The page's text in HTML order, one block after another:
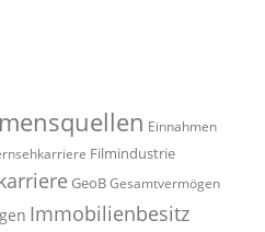
Einnahmen
Filmindustrie
GeoBGesamtvermögen
Immobilienbesitz